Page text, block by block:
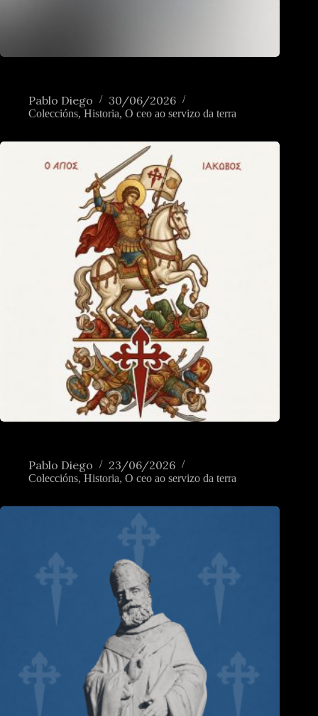
Pablo Diego 30/06/2026
Coleccións, Historia, O ceo ao servizo da terra
Pablo Diego 23/06/2026
Coleccións, Historia, O ceo ao servizo da terra